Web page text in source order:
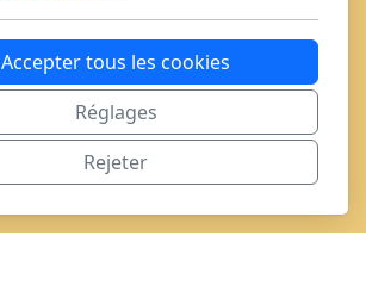
Accepter tous les cookies
Réglages
Rejeter